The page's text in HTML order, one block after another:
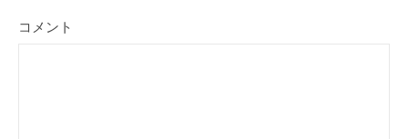
コメント